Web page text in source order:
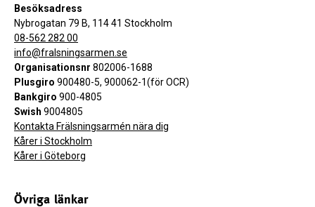
Besöksadress
Nybrogatan 79 B, 114 41 Stockholm
08-562 282 00
info@fralsningsarmen.se
Organisationsnr 802006-1688
Plusgiro 900480-5, 900062-1(för OCR)
Bankgiro 900-4805
Swish 9004805
Kontakta Frälsningsarmén nära dig
Kårer i Stockholm
Kårer i Göteborg
Övriga länkar